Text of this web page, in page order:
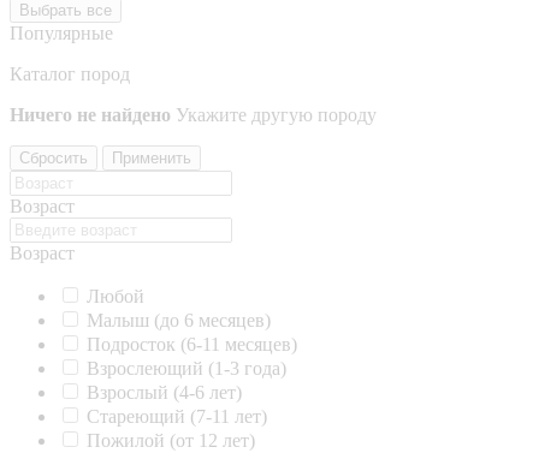
Выбрать все
Популярные
Каталог пород
Ничего не найдено Укажите другую породу
Сбросить Применить
Возраст
Возраст
Любой
Малыш (до 6 месяцев)
Подросток (6-11 месяцев)
Взрослеющий (1-3 года)
Взрослый (4-6 лет)
Стареющий (7-11 лет)
Пожилой (от 12 лет)